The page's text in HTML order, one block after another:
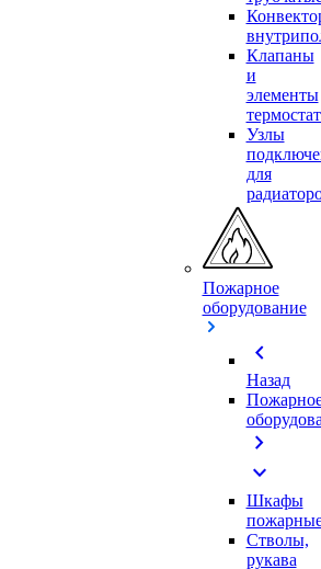
Клапаны
и
элементы
Узлы
для
Пожарное
оборудование
chevron_left
Назад
chevron_right
expand_more
Шкафы
Стволы,
рукава